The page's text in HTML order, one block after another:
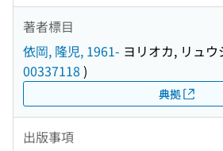
著者標目
依岡, 隆児, 1961- ヨリオカ, リュウ
00337118 )
典拠
出版事項